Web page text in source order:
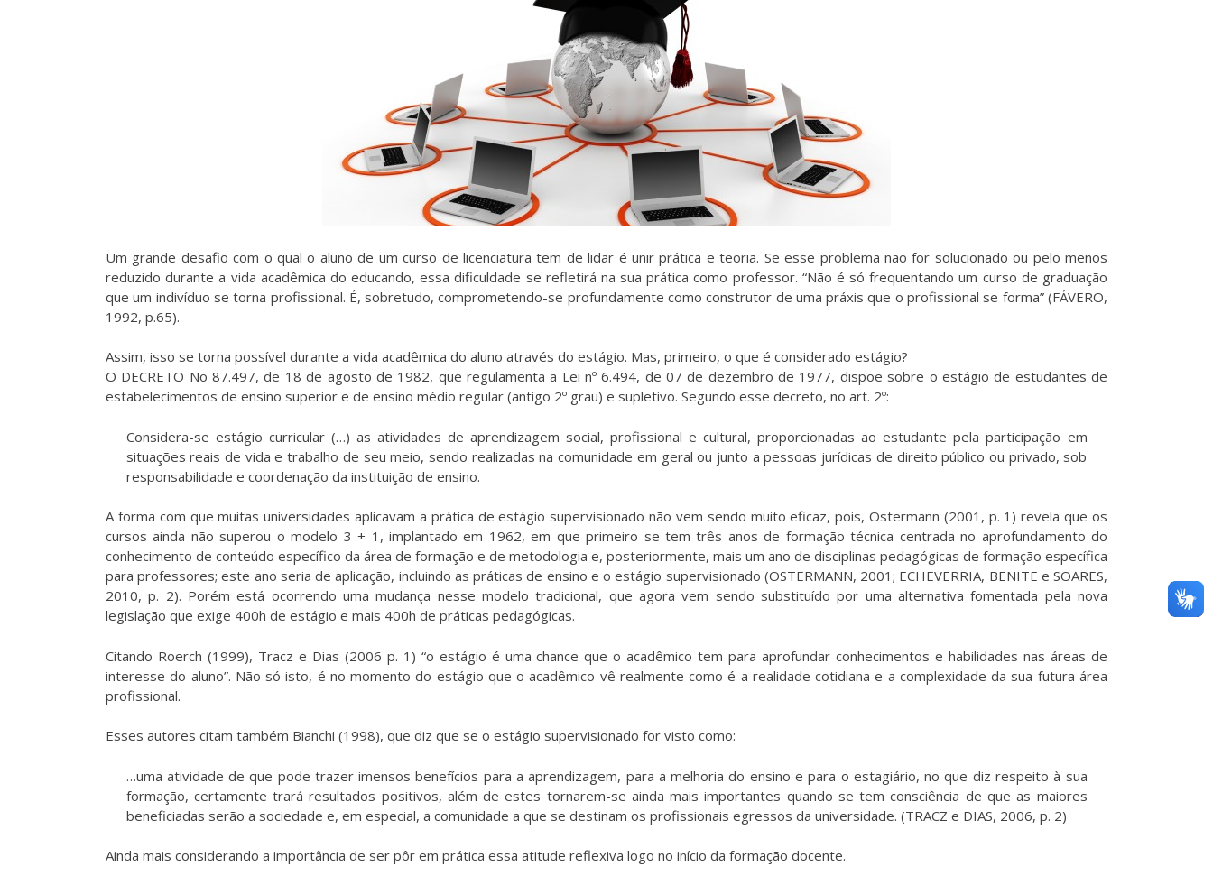
Um grande desafio com o qual o aluno de um curso de licenciatura tem de lidar é unir prática e teoria. Se esse problema não for solucionado ou pelo menos
reduzido durante a vida acadêmica do educando, essa dificuldade se refletirá na sua prática como professor. “Não é só frequentando um curso de graduação
que um indivíduo se torna profissional. É, sobretudo, comprometendo-se profundamente como construtor de uma práxis que o profissional se forma” (FÁVERO,
1992, p.65).
Assim, isso se torna possível durante a vida acadêmica do aluno através do estágio. Mas, primeiro, o que é considerado estágio?
O DECRETO No 87.497, de 18 de agosto de 1982, que regulamenta a Lei nº 6.494, de 07 de dezembro de 1977, dispõe sobre o estágio de estudantes de
estabelecimentos de ensino superior e de ensino médio regular (antigo 2º grau) e supletivo. Segundo esse decreto, no art. 2º:
Considera-se estágio curricular (…) as atividades de aprendizagem social, profissional e cultural, proporcionadas ao estudante pela participação em
situações reais de vida e trabalho de seu meio, sendo realizadas na comunidade em geral ou junto a pessoas jurídicas de direito público ou privado, sob
responsabilidade e coordenação da instituição de ensino.
A forma com que muitas universidades aplicavam a prática de estágio supervisionado não vem sendo muito eficaz, pois, Ostermann (2001, p. 1) revela que os
cursos ainda não superou o modelo 3 + 1, implantado em 1962, em que primeiro se tem três anos de formação técnica centrada no aprofundamento do
conhecimento de conteúdo específico da área de formação e de metodologia e, posteriormente, mais um ano de disciplinas pedagógicas de formação específica
para professores; este ano seria de aplicação, incluindo as práticas de ensino e o estágio supervisionado (OSTERMANN, 2001; ECHEVERRIA, BENITE e SOARES,
2010, p. 2). Porém está ocorrendo uma mudança nesse modelo tradicional, que agora vem sendo substituído por uma alternativa fomentada pela nova
legislação que exige 400h de estágio e mais 400h de práticas pedagógicas.
Citando Roerch (1999), Tracz e Dias (2006 p. 1) “o estágio é uma chance que o acadêmico tem para aprofundar conhecimentos e habilidades nas áreas de
interesse do aluno”. Não só isto, é no momento do estágio que o acadêmico vê realmente como é a realidade cotidiana e a complexidade da sua futura área
profissional.
Esses autores citam também Bianchi (1998), que diz que se o estágio supervisionado for visto como:
…uma atividade de que pode trazer imensos benefícios para a aprendizagem, para a melhoria do ensino e para o estagiário, no que diz respeito à sua
formação, certamente trará resultados positivos, além de estes tornarem-se ainda mais importantes quando se tem consciência de que as maiores
beneficiadas serão a sociedade e, em especial, a comunidade a que se destinam os profissionais egressos da universidade. (TRACZ e DIAS, 2006, p. 2)
Ainda mais considerando a importância de ser pôr em prática essa atitude reflexiva logo no início da formação docente.